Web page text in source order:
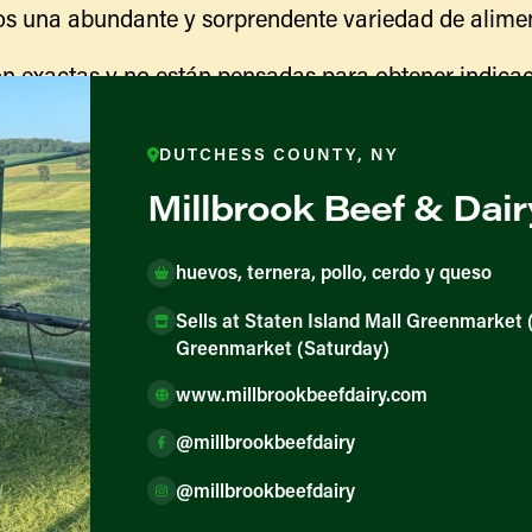
una abundante y sorprendente variedad de
exactas y no están pensadas para obtener
para obtener información sobre las
indicaciones para llegar.
y productores
DUTCHESS COUNTY, NY
Millbrook Beef &
huevos, ternera, pollo, cerdo y queso
Sells at Staten Island Mall Greenmarket
Greenmarket (Saturday)
www.millbrookbeefdairy.com
@millbrookbeefdairy
@millbrookbeefdairy